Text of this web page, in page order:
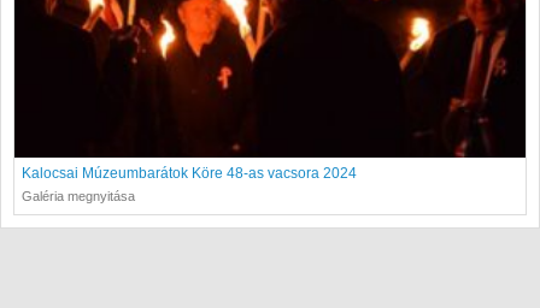
Kalocsai Múzeumbarátok Köre 48-as vacsora 2024
Galéria megnyitása